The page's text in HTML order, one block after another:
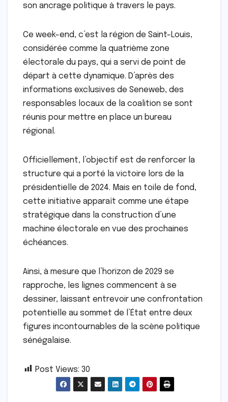
son ancrage politique à travers le pays.
Ce week-end, c’est la région de Saint-Louis,
considérée comme la quatrième zone
électorale du pays, qui a servi de point de
départ à cette dynamique. D’après des
informations exclusives de Seneweb, des
responsables locaux de la coalition se sont
réunis pour mettre en place un bureau
régional.
Officiellement, l’objectif est de renforcer la
structure qui a porté la victoire lors de la
présidentielle de 2024. Mais en toile de fond,
cette initiative apparaît comme une étape
stratégique dans la construction d’une
machine électorale en vue des prochaines
échéances.
Ainsi, à mesure que l’horizon de 2029 se
rapproche, les lignes commencent à se
dessiner, laissant entrevoir une confrontation
potentielle au sommet de l’État entre deux
figures incontournables de la scène politique
sénégalaise.
Post Views: 30